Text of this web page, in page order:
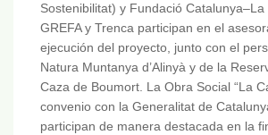
Sostenibilitat) y Fundació Catalunya–La
GREFA y Trenca participan en el
ejecución del proyecto, junto con el
Natura Muntanya d’Alinyà y de la
Caza de Boumort. La Obra Social “La
convenio con la Generalitat de
participan de manera destacada en la